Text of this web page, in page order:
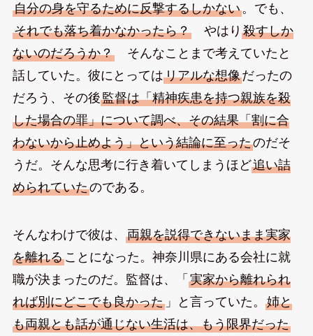
自分の身を守るために反撃するしかない。でも、
それでも落ち着かなかったら？やはり 殺すしか
ないのだろうか？そんなことまで考えていたと
話していた。彼にとってはリアルな想像だったの
だろう、その後監督は「精神疾患を持つ親族を殺
した場合の罪」について調べ、その結果「割に合
わないから止めよう」という結論に至ったのだそ
うだ。そんな思考に行き着いてしまうほど追い詰
められていたのである。
そんなわけで彼は、 両親を説得できないまま実家
を離れることになった。神奈川県にある会社に就
職が決まったのだ。監督は、「 実家から離れられ
れば別にどこでも良かった」と言っていた。 姉と
も両親とも話が通じない生活は、もう限界だった